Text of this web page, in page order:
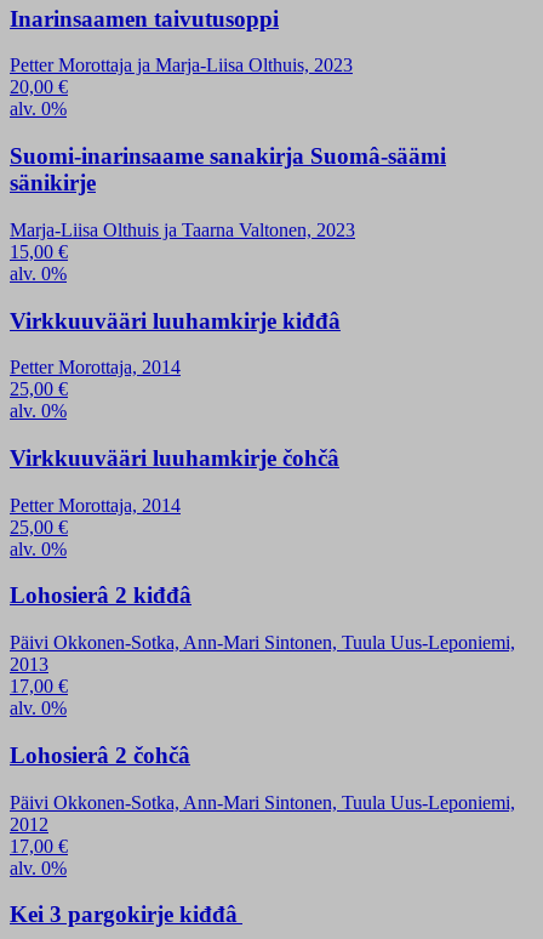
Inarinsaamen taivutusoppi
Petter Morottaja ja Marja-Liisa Olthuis, 2023
20,00 €
alv. 0%
Suomi-inarinsaame sanakirja Suomâ-säämi
sänikirje
Marja-Liisa Olthuis ja Taarna Valtonen, 2023
15,00 €
alv. 0%
Virkkuuvääri luuhamkirje kiđđâ
Petter Morottaja, 2014
25,00 €
alv. 0%
Virkkuuvääri luuhamkirje čohčâ
Petter Morottaja, 2014
25,00 €
alv. 0%
Lohosierâ 2 kiđđâ
Päivi Okkonen-Sotka, Ann-Mari Sintonen, Tuula Uus-Leponiemi,
2013
17,00 €
alv. 0%
Lohosierâ 2 čohčâ
Päivi Okkonen-Sotka, Ann-Mari Sintonen, Tuula Uus-Leponiemi,
2012
17,00 €
alv. 0%
Kei 3 pargokirje kiđđâ